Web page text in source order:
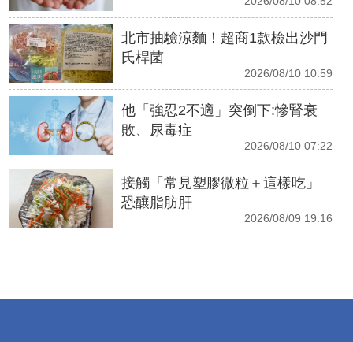
北市抽驗涼麵！超商1款檢出沙門
氏桿菌
2026/08/10 10:59
他「強忍2不適」突倒下:慘腎衰
敗、尿毒症
2026/08/10 07:22
接觸「常見塑膠微粒＋這樣吃」
恐釀脂肪肝
2026/08/09 19:16